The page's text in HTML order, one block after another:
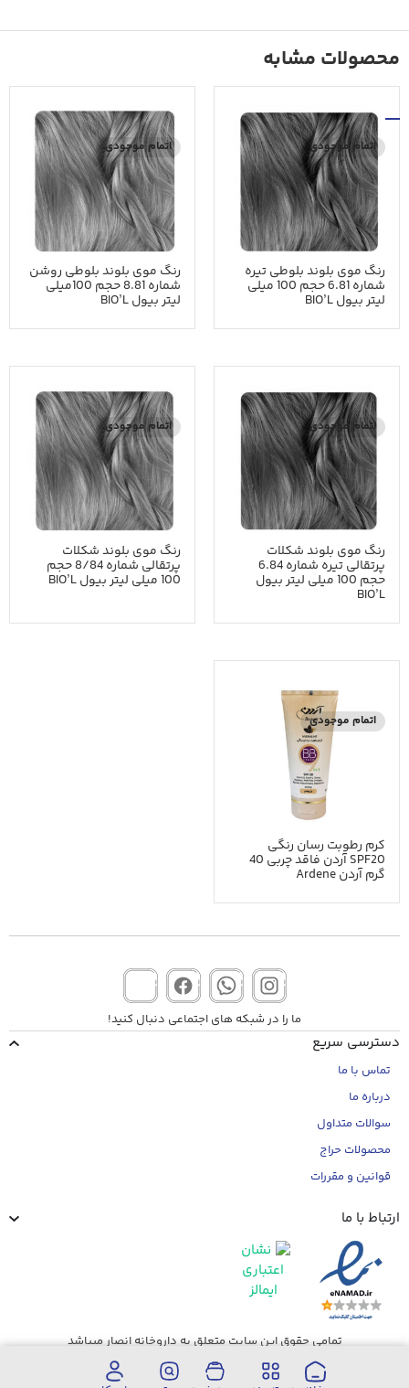
محصولات مشابه
اتمام موجودی
رنگ موی بلوند بلوطی تیره
شماره 6.81 حجم 100 میلی
لیتر بیول BIO’L
اتمام موجودی
رنگ موی بلوند بلوطی روشن
شماره 8.81 حجم 100میلی
لیتر بیول BIO’L
اتمام موجودی
رنگ موی بلوند شکلات
پرتقالی تیره شماره 6.84
حجم 100 میلی لیتر بیول
BIO’L
اتمام موجودی
رنگ موی بلوند شکلات
پرتقالی شماره 8/84 حجم
100 میلی لیتر بیول BIO’L
اتمام موجودی
کرم رطوبت رسان رنگی
SPF20 آردن فاقد چربی 40
گرم آردن Ardene
ما را در شبکه های اجتماعی دنبال کنید!
دسترسی سریع
تماس با ما
درباره ما
سوالات متداول
محصولات حراج
قوانین و مقررات
ارتباط با ما
تمامی حقوق این سایت متعلق به داروخانه انصار میباشد